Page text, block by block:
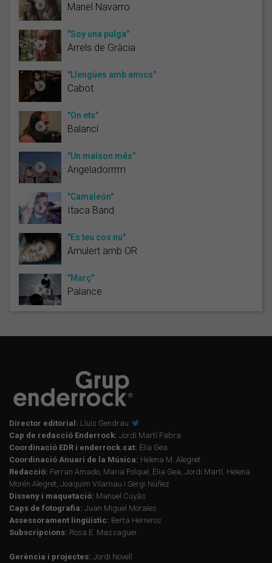
Manel Navarro
"Soy una pulga"
Arrels de Gràcia
"Llengües amb amics"
Cabot
"On ets"
Balancí
"Un malson més"
Angeladorrrm
"Camaleón"
Itaca Band
"Es teu cos nu"
Amulert amb OR
"Març"
Palance
Director editorial: Lluís Gendrau
Cap de redacció Enderrock: Jordi Martí Fabra
Coordinació EDR i enderrock.cat: Èlia Gea
Coordinació Anuari de la Música: Helena M. Alegret
Redacció: Ferran Amado, Maria Folqué, Èlia Gea, Jordi Martí, Helena
Morén Alegret, Joaquim Vilarnau i Sergi Núñez
Disseny i maquetació: Manuel Cuyàs
Caps de fotografia: Juan Miguel Morales
Assessorament lingüístic: Berta Herreros
Subscripcions: Rosa E. Massaguer
Gerència i projectes: Jordi Novell